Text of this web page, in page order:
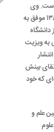
در بندرانزلی است. وی
دوره پزشکی عمومی خود را در شیراز گذراند و در سال ۱۳۸۹ موفق به
طور اختصاصی به ویزیت
بینش
که خود
علم و